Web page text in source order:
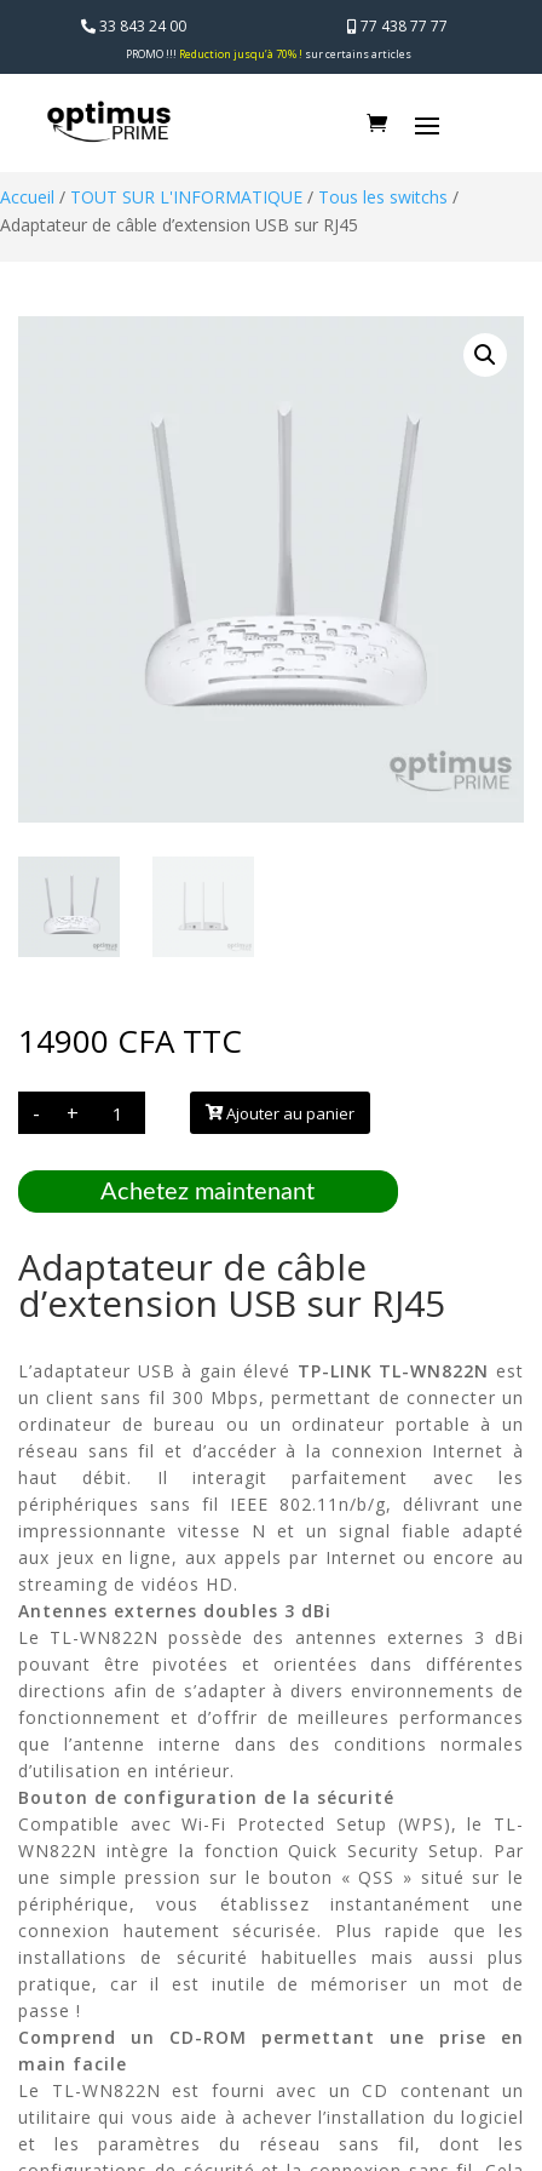
33 843 24 00 77 438 77 77
PROMO !!! Reduction jusqu’à 70% ! sur certains articles
Accueil / TOUT SUR L'INFORMATIQUE / Tous les switchs /
Adaptateur de câble d’extension USB sur RJ45
14900 CFA TTC
-
quantité
Adaptateur
câble
d’extension
USB
sur
+ Ajouter au panier
Achetez maintenant
Adaptateur de câble
d’extension USB sur RJ45
L’adaptateur USB à gain élevé TP-LINK TL-WN822N est
un client sans fil 300 Mbps, permettant de connecter un
ordinateur de bureau ou un ordinateur portable à un
réseau sans fil et d’accéder à la connexion Internet à
haut débit. Il interagit parfaitement avec les
périphériques sans fil IEEE 802.11n/b/g, délivrant une
impressionnante vitesse N et un signal fiable adapté
aux jeux en ligne, aux appels par Internet ou encore au
streaming de vidéos HD.
Antennes externes doubles 3 dBi
Le TL-WN822N possède des antennes externes 3 dBi
pouvant être pivotées et orientées dans différentes
directions afin de s’adapter à divers environnements de
fonctionnement et d’offrir de meilleures performances
que l’antenne interne dans des conditions normales
d’utilisation en intérieur.
Bouton de configuration de la sécurité
Compatible avec Wi-Fi Protected Setup (WPS), le TL-
WN822N intègre la fonction Quick Security Setup. Par
une simple pression sur le bouton « QSS » situé sur le
périphérique, vous établissez instantanément une
connexion hautement sécurisée. Plus rapide que les
installations de sécurité habituelles mais aussi plus
pratique, car il est inutile de mémoriser un mot de
passe !
Comprend un CD-ROM permettant une prise en
main facile
Le TL-WN822N est fourni avec un CD contenant un
utilitaire qui vous aide à achever l’installation du logiciel
et les paramètres du réseau sans fil, dont les